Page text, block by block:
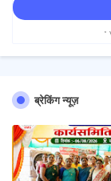
*
ब्रेकिंग न्यूज़